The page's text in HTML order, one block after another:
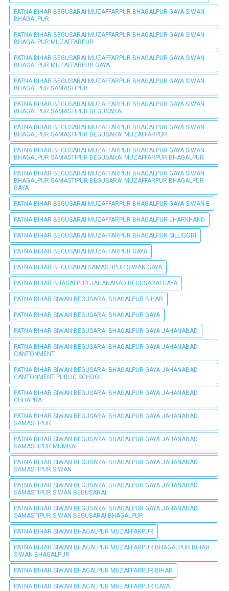
PATNA BIHAR BEGUSARAI MUZAFFARPUR BHAGALPUR GAYA SIWAN
BHAGALPUR
PATNA BIHAR BEGUSARAI MUZAFFARPUR BHAGALPUR GAYA SIWAN
BHAGALPUR MUZAFFARPUR
PATNA BIHAR BEGUSARAI MUZAFFARPUR BHAGALPUR GAYA SIWAN
BHAGALPUR MUZAFFARPUR GAYA
PATNA BIHAR BEGUSARAI MUZAFFARPUR BHAGALPUR GAYA SIWAN
BHAGALPUR SAMASTIPUR
PATNA BIHAR BEGUSARAI MUZAFFARPUR BHAGALPUR GAYA SIWAN
BHAGALPUR SAMASTIPUR BEGUSARAI
PATNA BIHAR BEGUSARAI MUZAFFARPUR BHAGALPUR GAYA SIWAN
BHAGALPUR SAMASTIPUR BEGUSARAI MUZAFFARPUR
PATNA BIHAR BEGUSARAI MUZAFFARPUR BHAGALPUR GAYA SIWAN
BHAGALPUR SAMASTIPUR BEGUSARAI MUZAFFARPUR BHAGALPUR
PATNA BIHAR BEGUSARAI MUZAFFARPUR BHAGALPUR GAYA SIWAN
BHAGALPUR SAMASTIPUR BEGUSARAI MUZAFFARPUR BHAGALPUR
GAYA
PATNA BIHAR BEGUSARAI MUZAFFARPUR BHAGALPUR GAYA SIWAN E
PATNA BIHAR BEGUSARAI MUZAFFARPUR BHAGALPUR JHARKHAND
PATNA BIHAR BEGUSARAI MUZAFFARPUR BHAGALPUR SILLIGORI
PATNA BIHAR BEGUSARAI MUZAFFARPUR GAYA
PATNA BIHAR BEGUSARAI SAMASTIPUR SIWAN GAYA
PATNA BIHAR BHAGALPUR JAHANABAD BEGUSARAI GAYA
PATNA BIHAR SIWAN BEGUSARAI BHAGALPUR BIHAR
PATNA BIHAR SIWAN BEGUSARAI BHAGALPUR GAYA
PATNA BIHAR SIWAN BEGUSARAI BHAGALPUR GAYA JAHANABAD
PATNA BIHAR SIWAN BEGUSARAI BHAGALPUR GAYA JAHANABAD
CANTONMENT
PATNA BIHAR SIWAN BEGUSARAI BHAGALPUR GAYA JAHANABAD
CANTONMENT PUBLIC SCHOOL
PATNA BIHAR SIWAN BEGUSARAI BHAGALPUR GAYA JAHANABAD
CHHAPRA
PATNA BIHAR SIWAN BEGUSARAI BHAGALPUR GAYA JAHANABAD
SAMASTIPUR
PATNA BIHAR SIWAN BEGUSARAI BHAGALPUR GAYA JAHANABAD
SAMASTIPUR MUMBAI
PATNA BIHAR SIWAN BEGUSARAI BHAGALPUR GAYA JAHANABAD
SAMASTIPUR SIWAN
PATNA BIHAR SIWAN BEGUSARAI BHAGALPUR GAYA JAHANABAD
SAMASTIPUR SIWAN BEGUSARAI
PATNA BIHAR SIWAN BEGUSARAI BHAGALPUR GAYA JAHANABAD
SAMASTIPUR SIWAN BEGUSARAI BHAGALPUR
PATNA BIHAR SIWAN BHAGALPUR MUZAFFARPUR
PATNA BIHAR SIWAN BHAGALPUR MUZAFFARPUR BHAGALPUR BIHAR
SIWAN BHAGALPUR
PATNA BIHAR SIWAN BHAGALPUR MUZAFFARPUR BIHAR
PATNA BIHAR SIWAN BHAGALPUR MUZAFFARPUR GAYA